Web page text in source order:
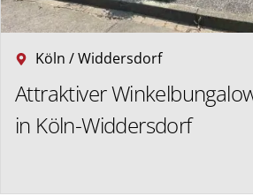
Köln / Widdersdorf
Attraktiver
in Köln-Widdersdorf